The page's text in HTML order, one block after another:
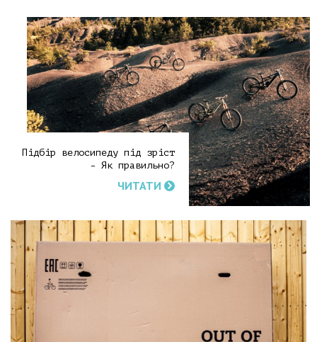
Підбір велосипеду під зріст
- Як правильно?
ЧИТАТИ